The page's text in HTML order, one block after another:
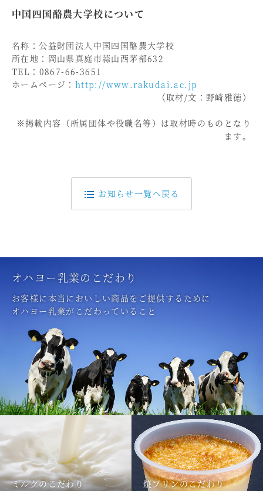
中国四国酪農大学校について
名称：公益財団法人中国四国酪農大学校
所在地：岡山県真庭市蒜山西茅部632
TEL：0867-66-3651
ホームページ： http://www.rakudai.ac.jp
（取材/文：野崎雅徳）
※掲載内容（所属団体や役職名等）は取材時のものとなり
ます。
お知らせ一覧へ戻る
オハヨー乳業のこだわり
お客様に本当においしい商品をご提供するために
オハヨー乳業がこだわっていること
ミルクのこだわり 焼プリンのこだわり